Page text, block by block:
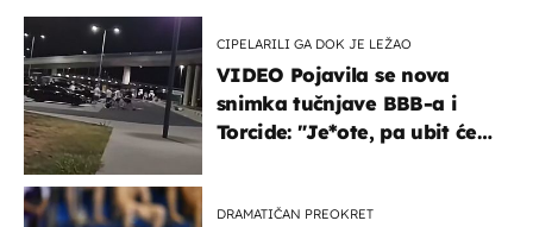
CIPELARILI GA DOK JE LEŽAO
VIDEO Pojavila se nova
snimka tučnjave BBB-a i
Torcide: "Je*ote, pa ubit će
DRAMATIČAN PREOKRET